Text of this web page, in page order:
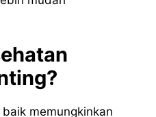
memungkinkan